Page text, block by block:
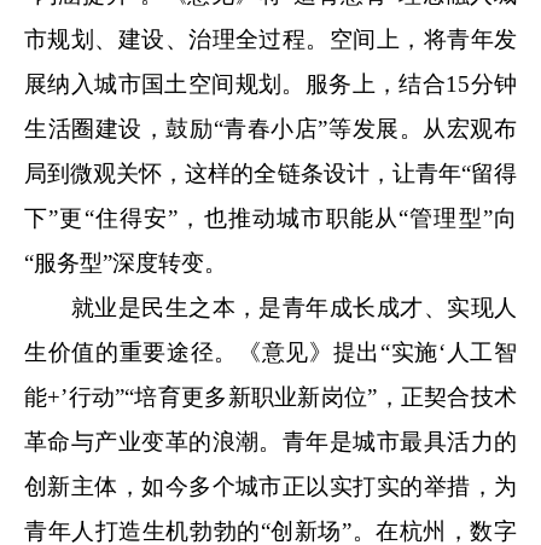
市规划、建设、治理全过程。空间上，将青年发
展纳入城市国土空间规划。服务上，结合15分钟
生活圈建设，鼓励“青春小店”等发展。从宏观布
局到微观关怀，这样的全链条设计，让青年“留得
下”更“住得安”，也推动城市职能从“管理型”向
“服务型”深度转变。
就业是民生之本，是青年成长成才、实现人
生价值的重要途径。《意见》提出“实施‘人工智
能+’行动”“培育更多新职业新岗位”，正契合技术
革命与产业变革的浪潮。青年是城市最具活力的
创新主体，如今多个城市正以实打实的举措，为
青年人打造生机勃勃的“创新场”。在杭州，数字